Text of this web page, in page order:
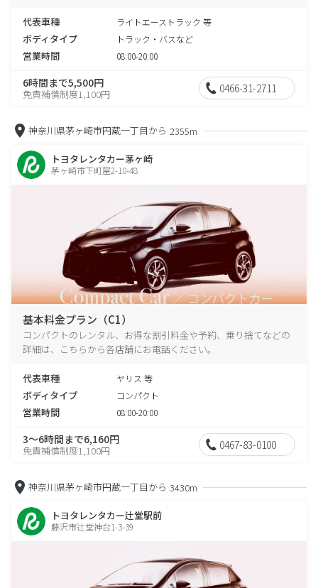
代表車種 ライトエーストラック 等
ボディタイプ トラック・バスなど
営業時間 08:00-20:00
6時間まで5,500円
免責補償制度1,100円 0466-31-2711
神奈川県茅ヶ崎市円蔵一丁目から 2355m
トヨタレンタカー茅ヶ崎
茅ヶ崎市下町屋2-10-48
基本料金プラン（C1）
コンパクトのレンタル、お得な割引料金や予約、乗り捨てなどの
詳細は、こちらから各店舗にお電話ください。
代表車種 ヤリス 等
ボディタイプ コンパクト
営業時間 08:00-20:00
3～6時間まで6,160円
免責補償制度1,100円 0467-83-0100
神奈川県茅ヶ崎市円蔵一丁目から 3430m
トヨタレンタカー辻堂駅前
藤沢市辻堂神台1-3-39